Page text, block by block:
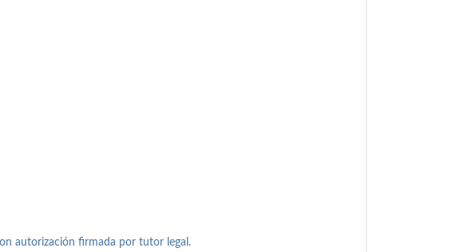
autorización firmada por tutor legal.